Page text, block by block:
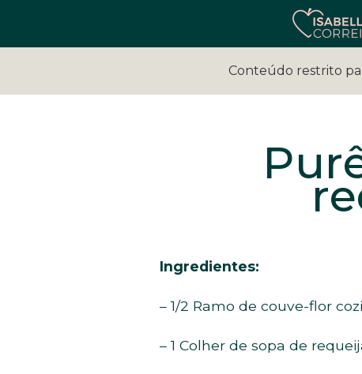
Conteúdo restrito
Ingredientes:
– 1/2 Ramo de couve-flor
– 1 Colher de sopa de